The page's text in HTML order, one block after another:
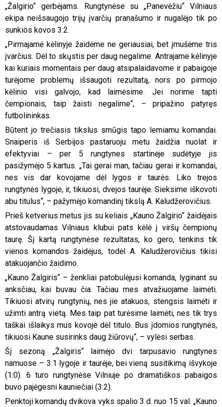
„Žalgirio“ gerbėjams. Rungtynėse su „Panevėžiu“ Vilniaus
ekipa neišsaugojo trijų įvarčių pranašumo ir nugalėjo tik po
sunkios kovos 3:2.
„Pirmajamė kėlinyje žaidėme ne geriausiai, bet įmušėme tris
įvarčius. Dėl to skųstis per daug negalime. Antrajame kėlinyje
kai kuriais momentais per daug atsipalaidavome ir pabaigoje
turėjome problemų išsaugoti rezultatą, nors po pirmojo
kėlinio visi galvojo, kad laimėsime. Jei norime tapti
čempionais, taip žaisti negalime“, – pripažino patyręs
futbolininkas.
Būtent jo trečiasis tikslus smūgis tapo lemiamu komandai.
Snaiperis iš Serbijos pastaruoju metu žaidžia nuolat ir
efektyviai – per 5 rungtynes startinėje sudėtyje jis
pasižymėjo 5 kartus. „Tai gerai man, tačiau gerai ir komandai,
nes vis dar kovojame dėl lygos ir taurės. Liko trejos
rungtynės lygoje, ir, tikiuosi, dvejos taurėje. Sieksime iškovoti
abu titulus“, – pažymėjo komandinį tikslą A. Kaludžerovičius.
Prieš ketverius metus jis su keliais „Kauno Žalgirio“ žaidėjais
atstovaudamas Vilniaus klubui pats kėlė į viršų čempionų
taurę. Šį kartą rungtynėse rezultatas, ko gero, tenkins tik
vienos komandos žaidėjus, todėl A. Kaludžerovičius tikisi
atakuojančio žaidimo.
„Kauno Žalgiris“ – ženkliai patobulėjusi komanda, lyginant su
anksčiau, kai buvau čia. Tačiau mes atvažiuojame laimėti.
Tikiuosi atvirų rungtynių, nes jie atakuos, stengsis laimėti ir
užimti antrą vietą. Mes taip pat turėsime laimėti, nes tik trys
taškai išlaikys mus kovoje dėl titulo. Bus įdomios rungtynės,
tikiuosi Kaune susirinks daug žiūrovų“, – vylėsi serbas.
Šį sezoną „Žalgiris“ laimėjo dvi tarpusavio rungtynes
namuose – 3:1 lygoje ir taurėje, bei vieną susitikimą išvykoje
(1:0). 6 turo rungtynėse Vilniuje po dramatiškos pabaigos
buvo pajėgesni kauniečiai (3:2).
Penktoji komandų dvikova vyks spalio 3 d. nuo 15 val. „Kauno